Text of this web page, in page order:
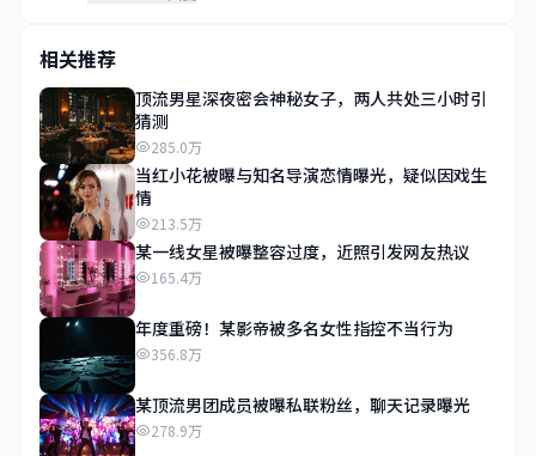
相关推荐
顶流男星深夜密会神秘女子，两人共处三小时引
猜测
285.0万
当红小花被曝与知名导演恋情曝光，疑似因戏生
情
213.5万
某一线女星被曝整容过度，近照引发网友热议
165.4万
年度重磅！某影帝被多名女性指控不当行为
356.8万
某顶流男团成员被曝私联粉丝，聊天记录曝光
278.9万